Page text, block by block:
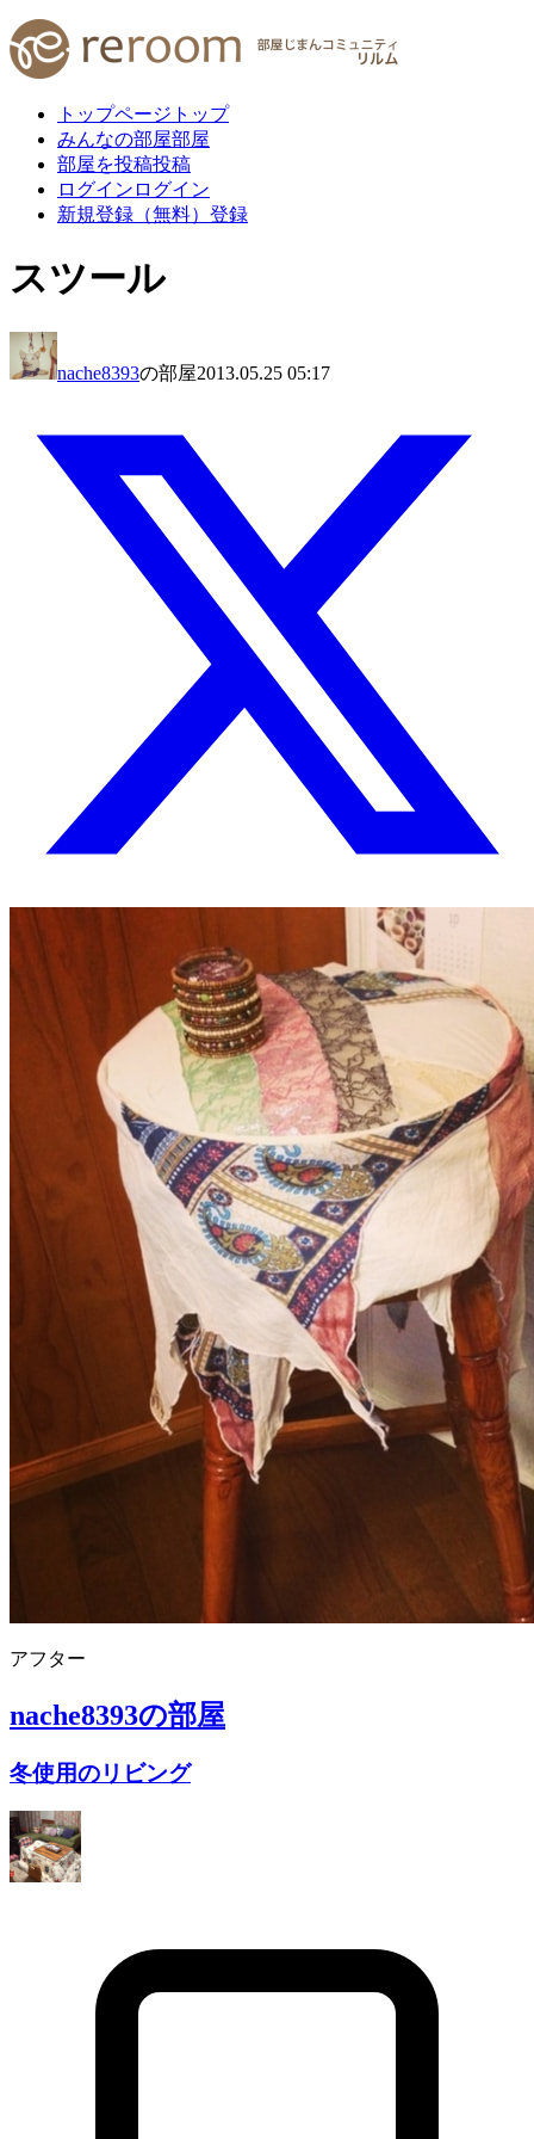
トップページ トップ
みんなの部屋部屋
部屋を投稿投稿
ログイン ログイン
新規登録（無料） 登録
スツール
nache8393の部屋2013.05.25 05:17
アフター
nache8393の部屋
冬使用のリビング